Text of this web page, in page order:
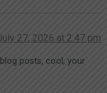
27, 2026 at 2:47 pm
posts, cool, your